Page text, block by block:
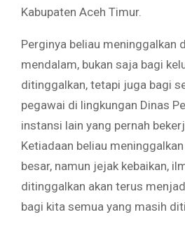
Kabupaten Aceh Timur.
Perginya beliau meninggalkan
mendalam, bukan saja bagi
ditinggalkan, tetapi juga bagi
pegawai di lingkungan Dinas
instansi lain yang pernah
Ketiadaan beliau
besar, namun jejak kebaikan,
ditinggalkan akan terus
bagi kita semua yang masih